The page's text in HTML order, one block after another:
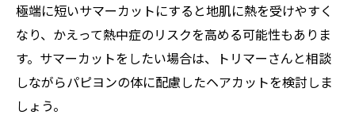
極端に短いサマーカットにすると地肌に熱を受けやすく
なり、かえって熱中症のリスクを高める可能性もありま
す。サマーカットをしたい場合は、トリマーさんと相談
しながらパピヨンの体に配慮したヘアカットを検討しま
しょう。